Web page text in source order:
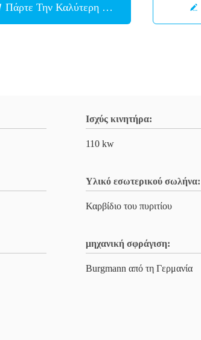
Πάρτε Την Καλύτερη Τιμή
Ισχύς κινητήρα:
110 kw
Υλικό εσωτερικού σωλήνα:
Καρβίδιο του πυριτίου
μηχανική σφράγιση:
Burgmann από τη Γερμανία